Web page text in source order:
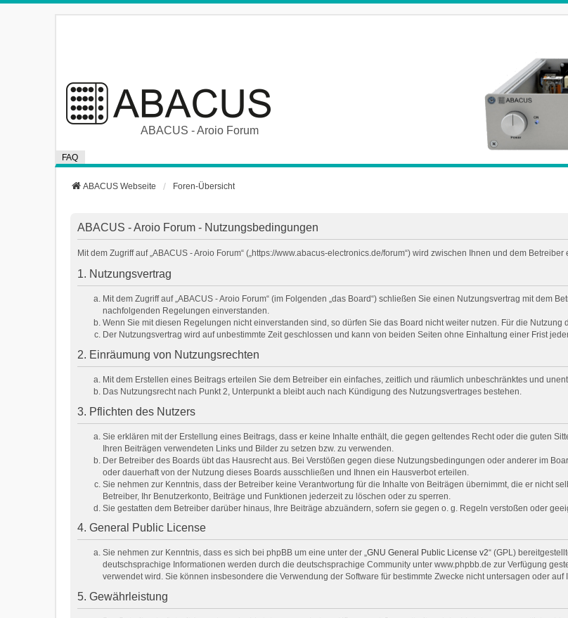
ABACUS - Aroio Forum
FAQ
ABACUS Webseite Foren-Übersicht
ABACUS - Aroio Forum - Nutzungsbedingungen
Mit dem Zugriff auf „ABACUS - Aroio Forum“ („https://www.abacus-electronics.de/forum“) wird zwischen Ihnen und dem
1. Nutzungsvertrag
Mit dem Zugriff auf „ABACUS - Aroio Forum“ (im Folgenden „das Board“) schließen Sie einen Nutzungsvertrag mit dem
nachfolgenden Regelungen einverstanden.
Wenn Sie mit diesen Regelungen nicht einverstanden sind, so dürfen Sie das Board nicht weiter nutzen. Für die
Der Nutzungsvertrag wird auf unbestimmte Zeit geschlossen und kann von beiden Seiten ohne Einhaltung einer Frist
2. Einräumung von Nutzungsrechten
Mit dem Erstellen eines Beitrags erteilen Sie dem Betreiber ein einfaches, zeitlich und räumlich unbeschränktes und
Das Nutzungsrecht nach Punkt 2, Unterpunkt a bleibt auch nach Kündigung des Nutzungsvertrages bestehen.
3. Pflichten des Nutzers
Sie erklären mit der Erstellung eines Beitrags, dass er keine Inhalte enthält, die gegen geltendes Recht oder die guten
Ihren Beiträgen verwendeten Links und Bilder zu setzen bzw. zu verwenden.
Der Betreiber des Boards übt das Hausrecht aus. Bei Verstößen gegen diese Nutzungsbedingungen oder anderer im
oder dauerhaft von der Nutzung dieses Boards ausschließen und Ihnen ein Hausverbot erteilen.
Sie nehmen zur Kenntnis, dass der Betreiber keine Verantwortung für die Inhalte von Beiträgen übernimmt, die er nicht
Betreiber, Ihr Benutzerkonto, Beiträge und Funktionen jederzeit zu löschen oder zu sperren.
Sie gestatten dem Betreiber darüber hinaus, Ihre Beiträge abzuändern, sofern sie gegen o. g. Regeln verstoßen oder
4. General Public License
Sie nehmen zur Kenntnis, dass es sich bei phpBB um eine unter der „GNU General Public License v2“ (GPL)
deutschsprachige Informationen werden durch die deutschsprachige Community unter www.phpbb.de zur Verfügung
verwendet wird. Sie können insbesondere die Verwendung der Software für bestimmte Zwecke nicht untersagen oder
5. Gewährleistung